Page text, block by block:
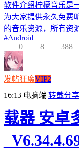
软件介绍柠檬音乐是
为大家提供永久免费
的音乐资源，所有资
#Android
0
8 388
发帖狂魔VIP2
16:13 电脑端 转载分享
载器 安卓